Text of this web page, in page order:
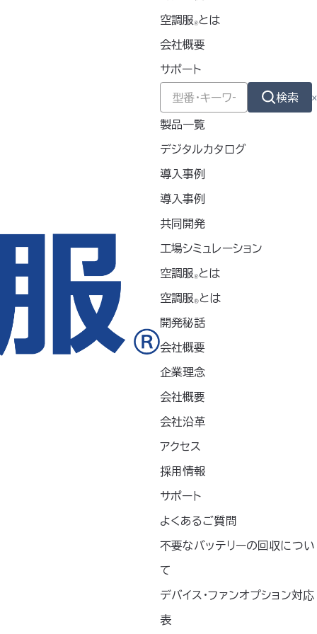
空調服🄬 とは
会社概要
サポート
検索
製品一覧
デジタルカタログ
導入事例
導入事例
共同開発
工場シミュレーション
空調服🄬 とは
空調服® とは
開発秘話
会社概要
企業理念
会社概要
会社沿革
アクセス
採用情報
サポート
よくあるご質問
不要なバッテリーの回収につい
て
デバイス・ファンオプション対応
表
フェスなど、またはデイリーユースでも
了とさせていただきます。なくなり次第、
）
に優れた軽量素材